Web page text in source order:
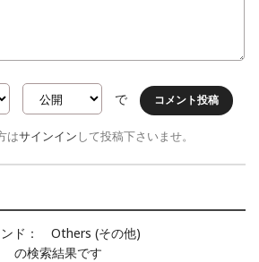
で コメント投稿
はサインイン して投稿下さいませ。
ド：
Others (その他)
の検索結果です